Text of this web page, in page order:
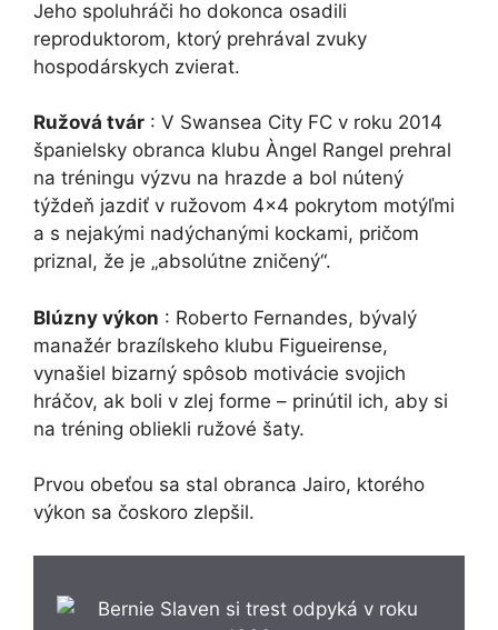
Jeho spoluhráči ho dokonca osadili
reproduktorom, ktorý prehrával zvuky
hospodárskych zvierat.
Ružová tvár : V Swansea City FC v roku 2014
španielsky obranca klubu Àngel Rangel prehral
na tréningu výzvu na hrazde a bol nútený
týždeň jazdiť v ružovom 4×4 pokrytom motýľmi
a s nejakými nadýchanými kockami, pričom
priznal, že je „absolútne zničený“.
Blúzny výkon : Roberto Fernandes, bývalý
manažér brazílskeho klubu Figueirense,
vynašiel bizarný spôsob motivácie svojich
hráčov, ak boli v zlej forme – prinútil ich, aby si
na tréning obliekli ružové šaty.
Prvou obeťou sa stal obranca Jairo, ktorého
výkon sa čoskoro zlepšil.